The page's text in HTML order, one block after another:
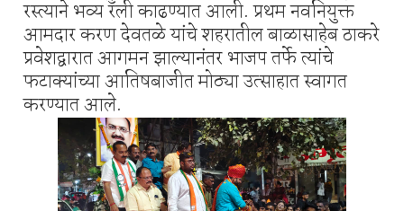
रस्त्याने भव्य रॅली काढण्यात आली. प्रथम नवनियुक्त
आमदार करण देवतळे यांचे शहरातील बाळासाहेब ठाकरे
प्रवेशद्वारात आगमन झाल्यानंतर भाजप तर्फे त्यांचे
फटाक्यांच्या आतिषबाजीत मोठ्या उत्साहात स्वागत
करण्यात आले.